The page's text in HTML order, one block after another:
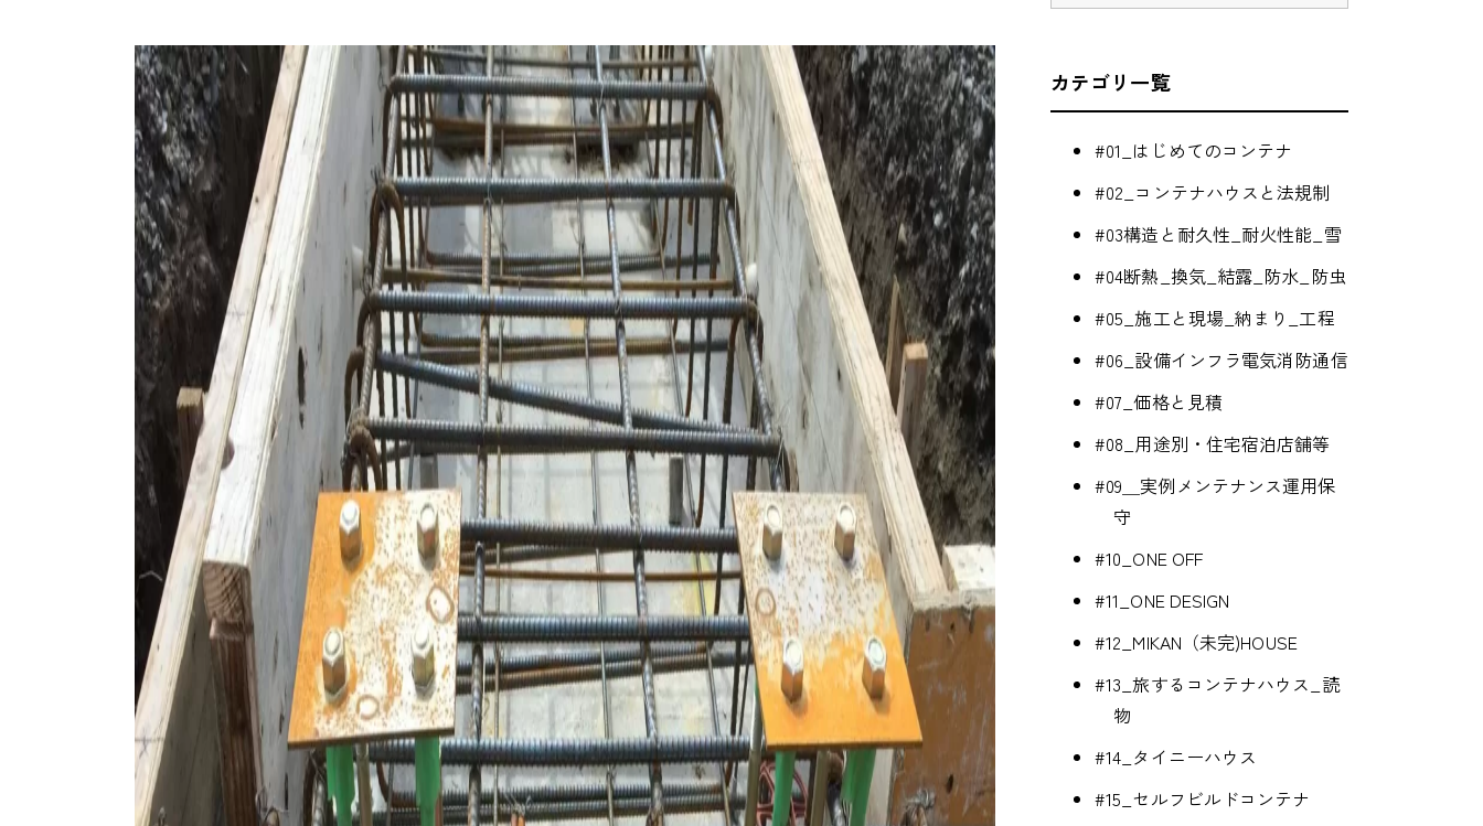
カテゴリ一覧
#01_はじめてのコンテナ
#02_コンテナハウスと法規制
#03構造と耐久性_耐火性能_雪
#04断熱_換気_結露_防水_防虫
#05_施工と現場_納まり_工程
#06_設備インフラ電気消防通信
#07_価格と見積
#08_用途別・住宅宿泊店舗等
#09＿実例メンテナンス運用保
守
#10_ONE OFF
#11_ONE DESIGN
#12_MIKAN（未完)HOUSE
#13_旅するコンテナハウス_読
物
#14_タイニーハウス
#15_セルフビルドコンテナ